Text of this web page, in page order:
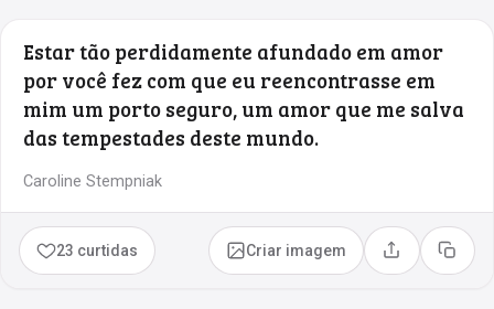
Estar tão perdidamente afundado em amor
por você fez com que eu reencontrasse em
mim um porto seguro, um amor que me salva
das tempestades deste mundo.
Caroline Stempniak
23 curtidas Criar imagem Compartilhar
Copiar